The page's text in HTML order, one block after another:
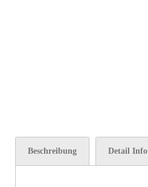
Beschreibung Detail Info